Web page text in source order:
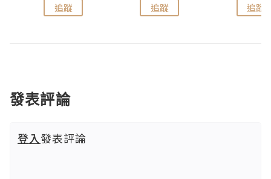
追蹤 追蹤 追蹤
發表評論
登入發表評論